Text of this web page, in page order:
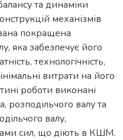
та динаміки
механізмів
покращена
яка забезпечує його
технологічність,
витрати на його
роботи виконані
розподільчого валу та
валу,
сил, що діють в КШМ.